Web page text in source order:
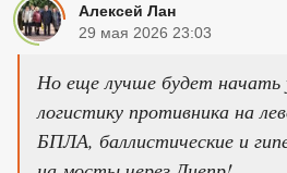
Алексей Лан
29 мая 2026 23:03
Но еще лучше будет
логистику противника на
БПЛА, баллистические и